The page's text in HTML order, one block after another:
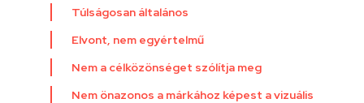
Túlságosan általános
Elvont, nem egyértelmű
Nem a célközönséget szólítja meg
Nem önazonos a márkához képest a vizuális